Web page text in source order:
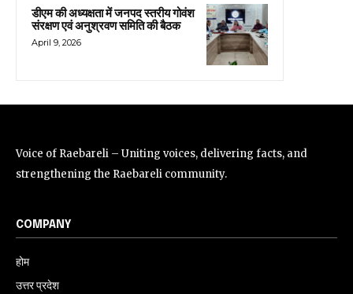
डीएम की अध्यक्षता में जनपद स्तरीय गोवंश
संरक्षण एवं अनुश्रवण समिति की बैठक
April 9, 2026
Voice of Raebareli – Uniting voices, delivering facts, and
strengthening the Raebareli community.
COMPANY
होम
उत्तर प्रदेश